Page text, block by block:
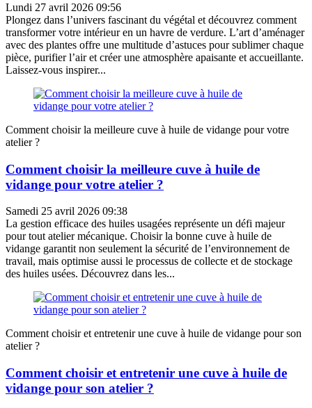
Lundi 27 avril 2026 09:56
Plongez dans l’univers fascinant du végétal et découvrez comment
transformer votre intérieur en un havre de verdure. L’art d’aménager
avec des plantes offre une multitude d’astuces pour sublimer chaque
pièce, purifier l’air et créer une atmosphère apaisante et accueillante.
Laissez-vous inspirer...
Comment choisir la meilleure cuve à huile de vidange pour votre
atelier ?
Comment choisir la meilleure cuve à huile de
vidange pour votre atelier ?
Samedi 25 avril 2026 09:38
La gestion efficace des huiles usagées représente un défi majeur
pour tout atelier mécanique. Choisir la bonne cuve à huile de
vidange garantit non seulement la sécurité de l’environnement de
travail, mais optimise aussi le processus de collecte et de stockage
des huiles usées. Découvrez dans les...
Comment choisir et entretenir une cuve à huile de vidange pour son
atelier ?
Comment choisir et entretenir une cuve à huile de
vidange pour son atelier ?